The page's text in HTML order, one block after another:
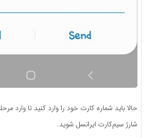
حالا باید شماره کارت خود را وارد کنید تا
شارژ سیم‌کارت ایرانسل شوید.